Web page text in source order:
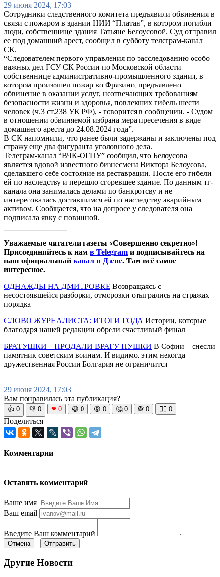
29 июня 2024, 17:03
Сотрудники следственного комитета предъявили обвинения в
связи с пожаром в здании НИИ “Платан”, в котором погибли
люди, собственнице здания Татьяне Белоусовой. Суд отправил
ее под домашний арест, сообщил в субботу телеграм-канал
СК.
“Следователем первого управления по расследованию особо
важных дел ГСУ СК России по Московской области
собственнице административно-промышленного здания, в
котором произошел пожар во Фрязино, предъявлено
обвинение в оказании услуг, неотвечающих требованиям
безопасности жизни и здоровья, повлекших гибель шести
человек (ч.3 ст.238 УК РФ), - говорится в сообщении. - Судом
в отношении обвиняемой избрана мера пресечения в виде
домашнего ареста до 24.08.2024 года”.
В СК напомнили, что ранее были задержаны и заключены под
стражу еще два фигуранта уголовного дела.
Телеграм-канал “ВЧК-ОГПУ” сообщил, что Белоусова
является вдовой известного бизнесмена Виктора Белоусова,
сделавшего себе состояние на реставрации. После его гибели
ей по наследству и перешло сгоревшее здание. По данным тг-
канала она занималась делами по банкротсву и не
интересовалась доставшимся ей по наследству аварийным
активом. Сообщается, что на допросе у следователя она
подписала явку с повинной.
Уважаемые читатели газеты «Совершенно секретно»!
Присоединяйтесь к нам в Telegram и подписывайтесь на
наш официальный канал в Дзене. Там всё самое
интересное.
ОДНАЖДЫ НА ДМИТРОВКЕ Возвращаясь с
несостоявшейся разборки, отморозки отыгрались на стражах
порядка
СЛОВО ЖУРНАЛИСТА: ИТОГИ ГОДА Истории, которые
благодаря нашей редакции обрели счастливый финал
БРАТУШКИ – ПРОДАЛИ ВРАГУ ПУШКИ В Софии – снесли
памятник советским воинам. И видимо, этим некогда
дружественная России Болгария не ограничится
29 июня 2024, 17:03
Вам понравилась эта публикация?
👍 0 👎 0 ❤ 0 😆 0 😡 0 🤔 0 🙈 0 🧘‍♀️ 0
Поделиться
Комментарии
Оставить комментарий
Ваше имя
Ваш email
Введите Ваш комментарий
Отмена Отправить
Другие Новости